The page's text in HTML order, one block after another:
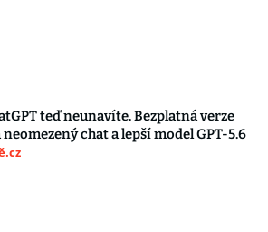
teď neunavíte. Bezplatná verze
neomezený chat a lepší model GPT-5.6